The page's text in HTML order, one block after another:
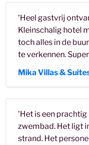
'Heel gastvrij
Kleinschalig hotel
toch alles in de
te verkennen.
Mika Villas &
'Het is een
zwembad. Het ligt
strand. Het